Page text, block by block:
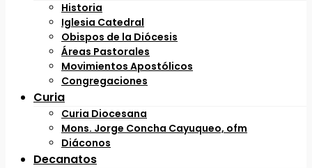
Historia
Iglesia Catedral
Obispos de la Diócesis
Áreas Pastorales
Movimientos Apostólicos
Congregaciones
Curia
Curia Diocesana
Mons. Jorge Concha Cayuqueo, ofm
Diáconos
Decanatos